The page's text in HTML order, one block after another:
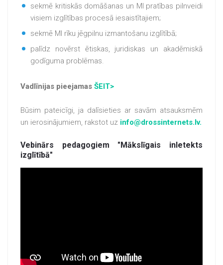
sekmē kritiskās domāšanas un MI pratības pilnveidi
visiem izglītības procesā iesaistītajiem;
sekmē MI rīku jēgpilnu izmantošanu izglītībā;
palīdz novērst ētiskas, juridiskas un akadēmiskā
godīguma problēmas.
Vadlīnijas pieejamas ŠEIT>
Būsim pateicīgi, ja dalīsieties ar savām atsauksmēm
un ierosinājumiem, rakstot uz info@drossinternets.lv.
Vebinārs pedagogiem "Mākslīgais inletekts
izglītībā"